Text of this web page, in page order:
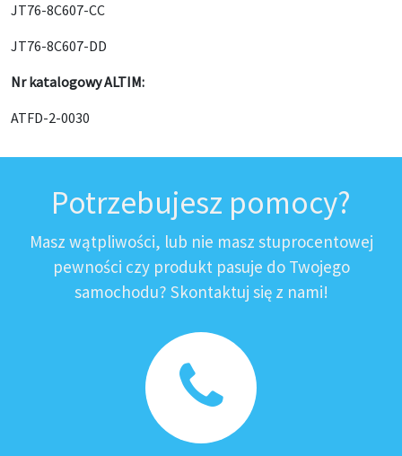
JT76-8C607-CC
JT76-8C607-DD
Nr katalogowy ALTIM:
ATFD-2-0030
Potrzebujesz pomocy?
Masz wątpliwości, lub nie masz stuprocentowej
pewności czy produkt pasuje do Twojego
samochodu? Skontaktuj się z nami!